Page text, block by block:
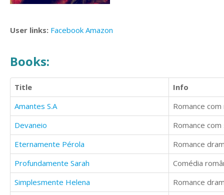
User links: Facebook Amazon
Books:
Title
Info
Amantes S.A
Romance
Devaneio
Romance
Eternamente Pérola
Romance
Profundamente Sarah
Comédia
Simplesmente Helena
Romance